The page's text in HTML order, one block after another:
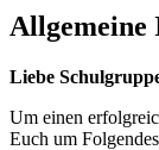
Allgemeine
Liebe
Um einen
Euch um